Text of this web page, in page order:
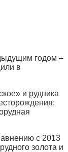
годом –
в
и рудника
с 2013
золота и